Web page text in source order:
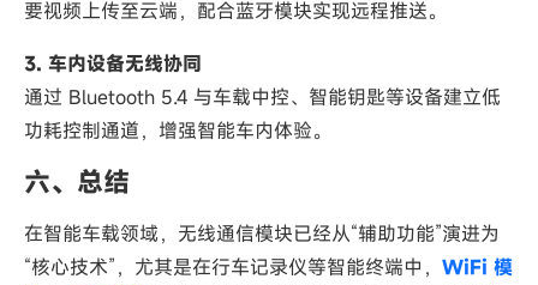
要视频上传至云端，配合蓝牙模块实现远程推送。
3. 车内设备无线协同
通过 Bluetooth 5.4 与车载中控、智能钥匙等设备建立低
功耗控制通道，增强智能车内体验。
六、总结
在智能车载领域，无线通信模块已经从“辅助功能”演进为
“核心技术”，尤其是在行车记录仪等智能终端中， WiFi 模